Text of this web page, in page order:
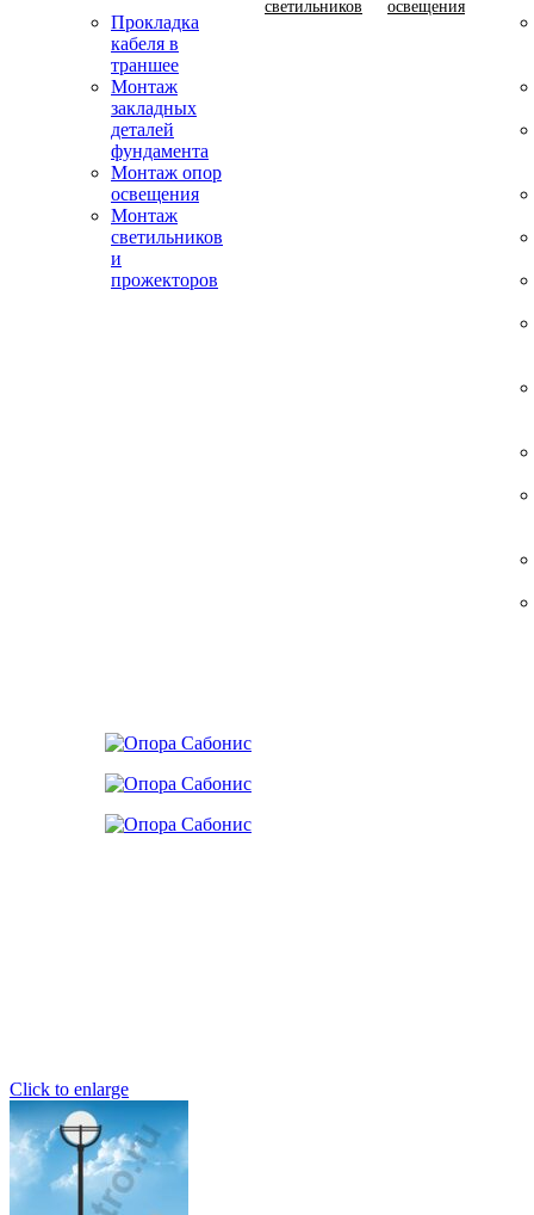
Прокладка
кабеля в
траншее
Монтаж
закладных
деталей
фундамента
Монтаж опор
освещения
Монтаж
светильников
и
прожекторов
светильников освещения
Click to enlarge